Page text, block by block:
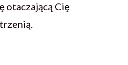
otaczającą Cię